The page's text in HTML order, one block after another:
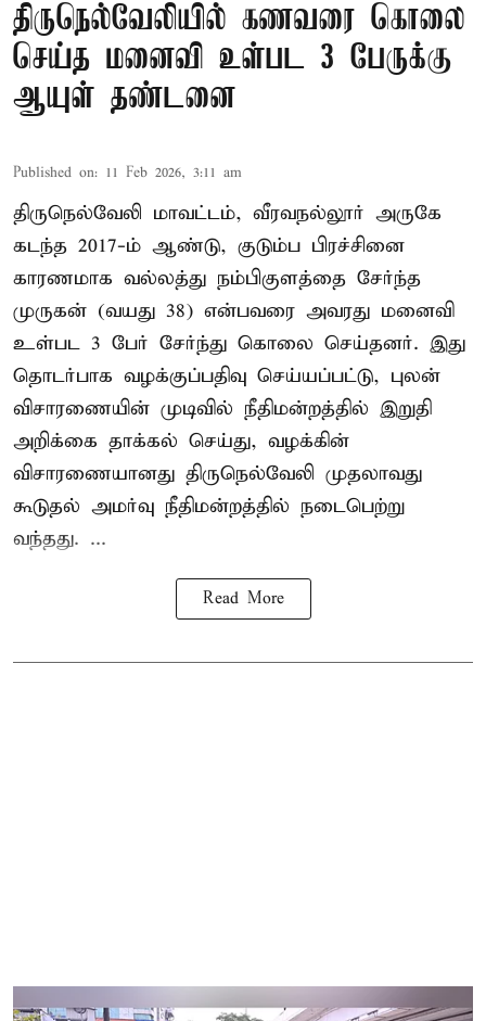
திருநெல்வேலியில் கணவரை கொலை
செய்த மனைவி உள்பட 3 பேருக்கு
ஆயுள் தண்டனை
Published on: 11 Feb 2026, 3:11 am
திருநெல்வேலி மாவட்டம், வீரவநல்லூர் அருகே
கடந்த 2017-ம் ஆண்டு, குடும்ப பிரச்சினை
காரணமாக வல்லத்து நம்பிகுளத்தை சேர்ந்த
முருகன் (வயது 38) என்பவரை அவரது மனைவி
உள்பட 3 பேர் சேர்ந்து கொலை செய்தனர். இது
தொடர்பாக வழக்குப்பதிவு செய்யப்பட்டு, புலன்
விசாரணையின் முடிவில் நீதிமன்றத்தில் இறுதி
அறிக்கை தாக்கல் செய்து, வழக்கின்
விசாரணையானது திருநெல்வேலி முதலாவது
கூடுதல் அமர்வு நீதிமன்றத்தில் நடைபெற்று
வந்தது. ...
Read More